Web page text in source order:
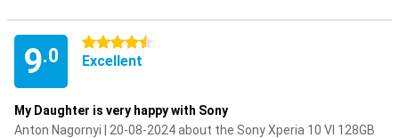
9.0
4.5 stars
Excellent
My Daughter is very happy with Sony
Anton Nagornyi | 20-08-2024 about the Sony Xperia 10 VI 128GB